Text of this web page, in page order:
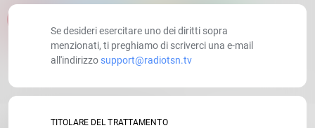
Se desideri esercitare uno dei diritti sopra
menzionati, ti preghiamo di scriverci una e-mail
all'indirizzo support@radiotsn.tv
TITOLARE DEL TRATTAMENTO